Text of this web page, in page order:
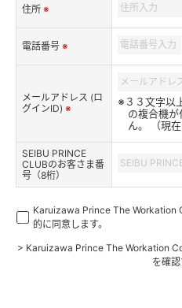
住所 ※
電話番号 ※
メールアドレス (ロ
グインID) ※
※３３文字以
の複合機
ん。 （現
SEIBU PRINCE
CLUBのお客さま番
号（8桁）
Karuizawa Prince The Workation
的に同意します。
> Karuizawa Prince The Workation
を確